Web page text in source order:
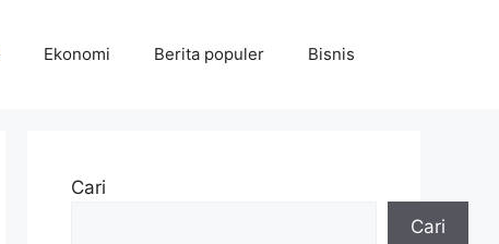
Ekonomi Berita populer Bisnis
Cari
Cari